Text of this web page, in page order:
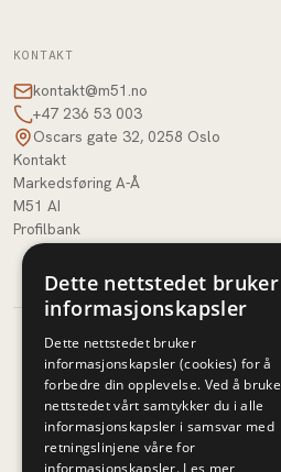
KONTAKT
kontakt@m51.no
+47 236 53 003
Oscars gate 32, 0258 Oslo
Kontakt
Markedsføring A-Å
M51 AI
Profilbank
Dette nettstedet bruker
informasjonskapsler
Dette nettstedet bruker
informasjonskapsler (cookies) for å
forbedre din opplevelse. Ved å bruke
nettstedet vårt samtykker du i alle
informasjonskapsler i samsvar med
retningslinjene våre for
informasjonskapsler. Les mer